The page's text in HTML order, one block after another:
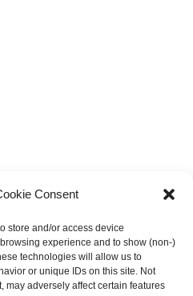
Consent
store and/or access device
experience and to show (non-)
technologies will allow us to
or unique IDs on this site. Not
may adversely affect certain features